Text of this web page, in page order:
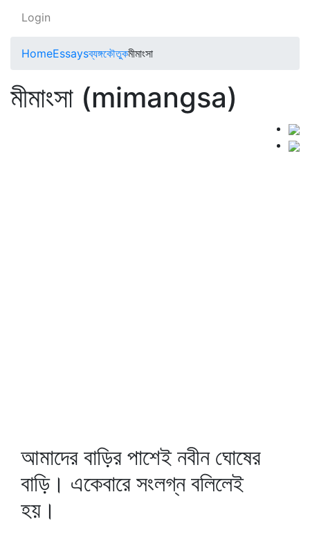
Login
HomeEssaysব্যঙ্গকৌতুকমীমাংসা
মীমাংসা (mimangsa)
আমাদের বাড়ির পাশেই নবীন ঘোষের
বাড়ি। একেবারে সংলগ্ন বলিলেই
হয়।